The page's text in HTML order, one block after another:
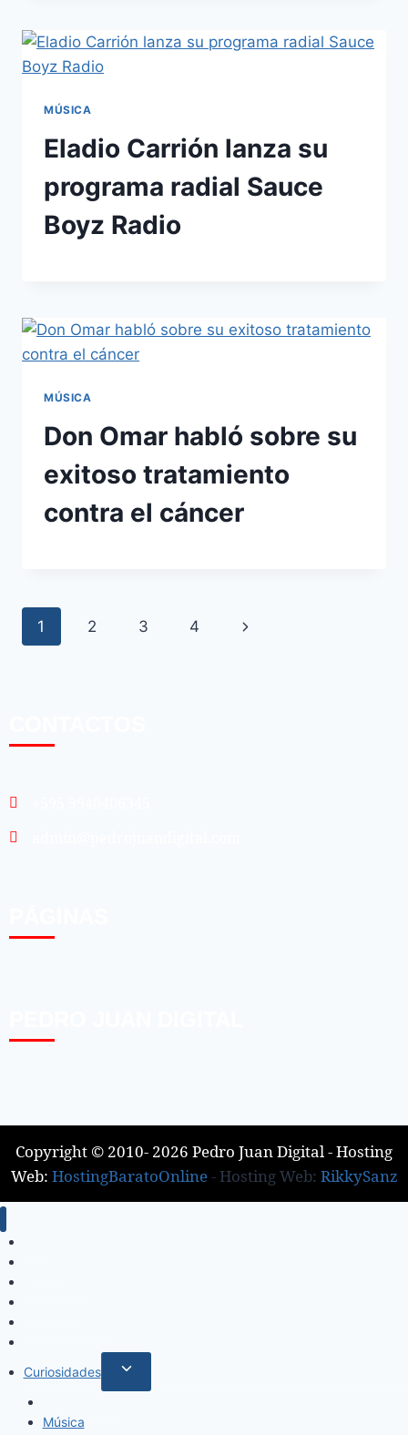
MÚSICA
Eladio Carrión lanza su
programa radial Sauce
Boyz Radio
MÚSICA
Don Omar habló sobre su
exitoso tratamiento
contra el cáncer
1 2 3 4
Copyright © 2010- 2026 Pedro Juan Digital - Hosting
Web: HostingBaratoOnline- Hosting Web: RikkySanz
Curiosidades
Música